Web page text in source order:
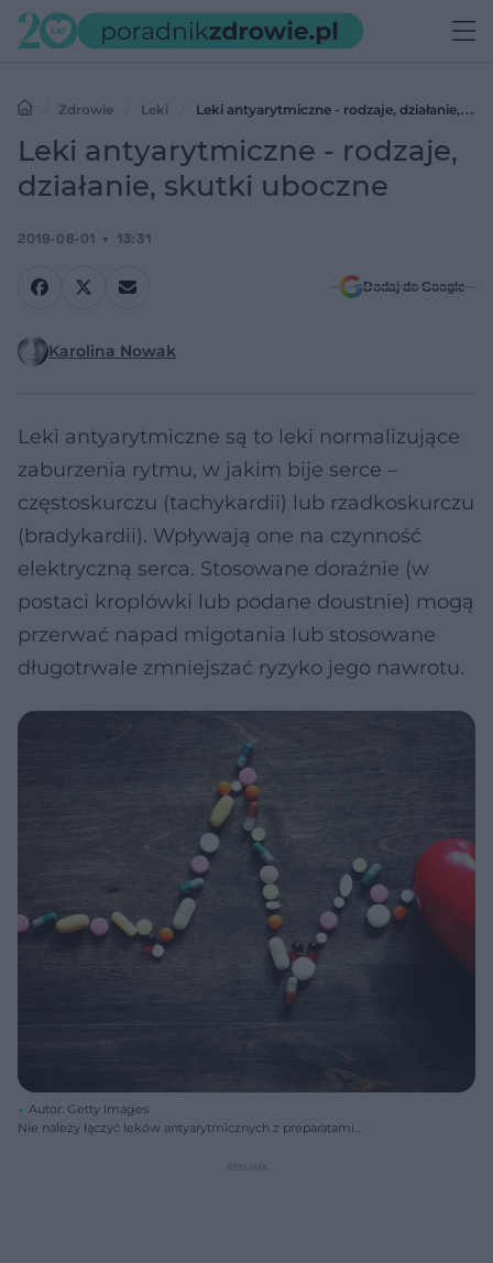
Zdrowie Leki
Leki antyarytmiczne - rodzaje, działanie,
skutki uboczne
Leki antyarytmiczne - rodzaje,
działanie, skutki uboczne
2019-08-01 13:31
Dodaj do Google
Karolina Nowak
Leki antyarytmiczne są to leki normalizujące
zaburzenia rytmu, w jakim bije serce –
częstoskurczu (tachykardii) lub rzadkoskurczu
(bradykardii). Wpływają one na czynność
elektryczną serca. Stosowane doraźnie (w
postaci kroplówki lub podane doustnie) mogą
przerwać napad migotania lub stosowane
długotrwale zmniejszać ryzyko jego nawrotu.
Autor: Getty Images
Nie należy łączyć leków antyarytmicznych z preparatami